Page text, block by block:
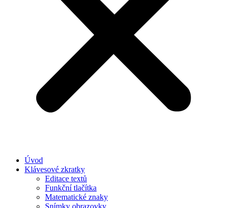
Úvod
Klávesové zkratky
Editace textů
Funkční tlačítka
Matematické znaky
Snímky obrazovky